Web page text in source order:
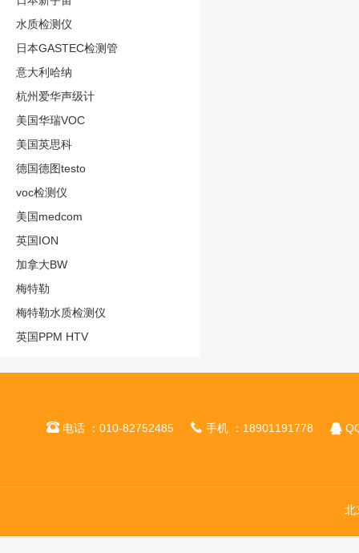
水质检测仪
日本GASTEC检测管
意大利哈纳
杭州爱华声级计
美国华瑞VOC
美国英思科
德国德图testo
voc检测仪
美国medcom
英国ION
加拿大BW
梅特勒
梅特勒水质检测仪
英国PPM HTV
电话 ：010-82752485  手机 ：18901191778 
北